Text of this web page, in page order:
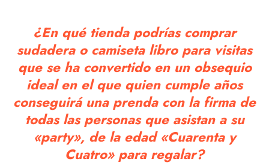
¿En qué tienda podrías comprar
sudadera o camiseta libro para visitas
que se ha convertido en un obsequio
ideal en el que quien cumple años
conseguirá una prenda con la firma de
todas las personas que asistan a su
«party», de la edad «Cuarenta y
Cuatro» para regalar?